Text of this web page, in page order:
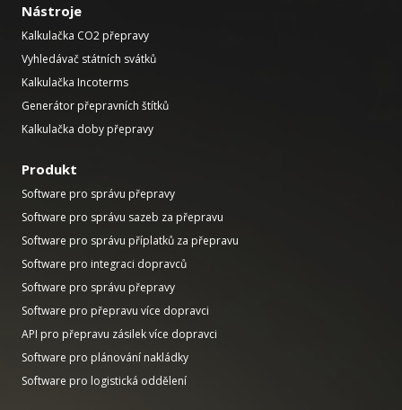
Nástroje
Kalkulačka CO2 přepravy
Vyhledávač státních svátků
Kalkulačka Incoterms
Generátor přepravních štítků
Kalkulačka doby přepravy
Produkt
Software pro správu přepravy
Software pro správu sazeb za přepravu
Software pro správu příplatků za přepravu
Software pro integraci dopravců
Software pro správu přepravy
Software pro přepravu více dopravci
API pro přepravu zásilek více dopravci
Software pro plánování nakládky
Software pro logistická oddělení